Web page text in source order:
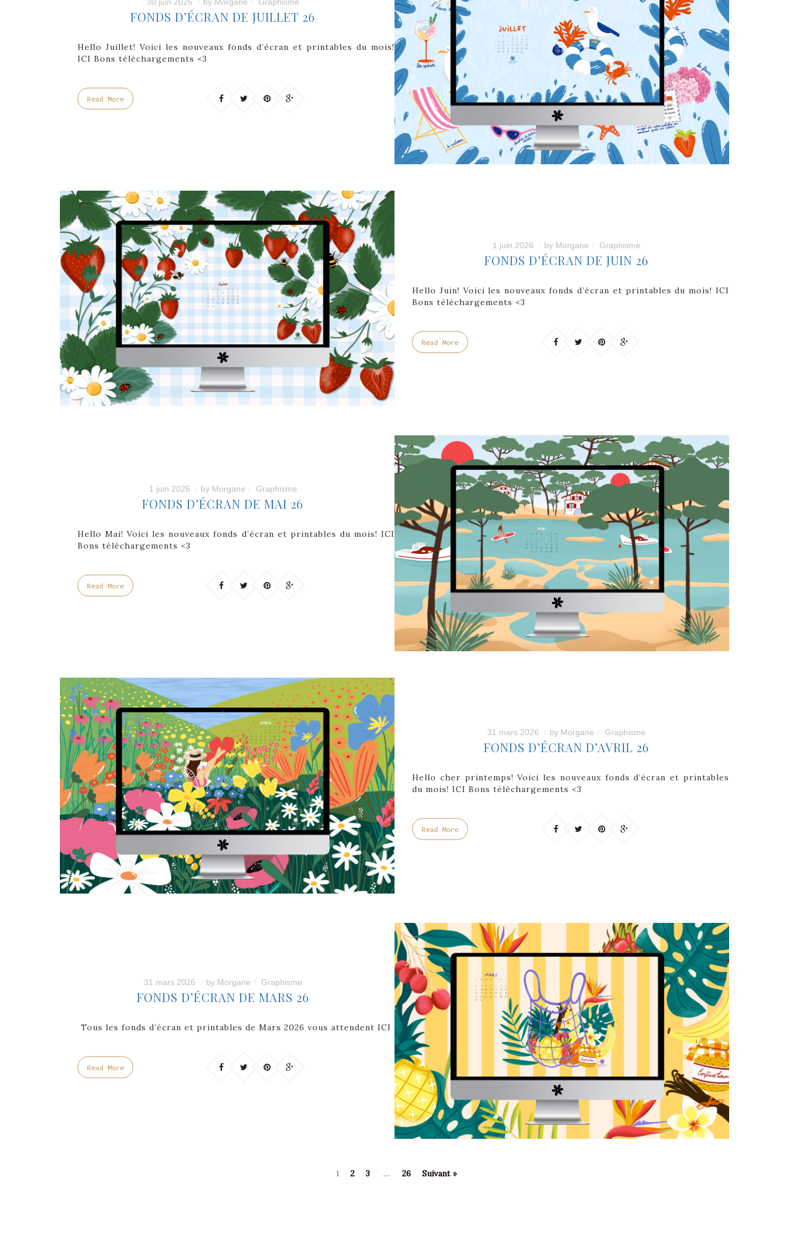
FONDS D’ÉCRAN DE JUILLET 26
Hello Juillet! Voici les nouveaux fonds d’écran et printables du mois!
ICI Bons téléchargements <3
Read More
1 juin 2026 by Morgane Graphisme
FONDS D’ÉCRAN DE JUIN 26
Hello Juin! Voici les nouveaux fonds d’écran et printables du mois! ICI
Bons téléchargements <3
Read More
1 juin 2026 by Morgane Graphisme
FONDS D’ÉCRAN DE MAI 26
Hello Mai! Voici les nouveaux fonds d’écran et printables du mois! ICI
Bons téléchargements <3
Read More
31 mars 2026 by Morgane Graphisme
FONDS D’ÉCRAN D’AVRIL 26
Hello cher printemps! Voici les nouveaux fonds d’écran et printables
du mois! ICI Bons téléchargements <3
Read More
31 mars 2026 by Morgane Graphisme
FONDS D’ÉCRAN DE MARS 26
Tous les fonds d’écran et printables de Mars 2026 vous attendent ICI
Read More
1 2 3 … 26 Suivant »